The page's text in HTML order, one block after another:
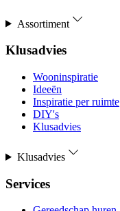
Assortiment
Klusadvies
Wooninspiratie
Ideeën
Inspiratie per ruimte
DIY's
Klusadvies
Klusadvies
Services